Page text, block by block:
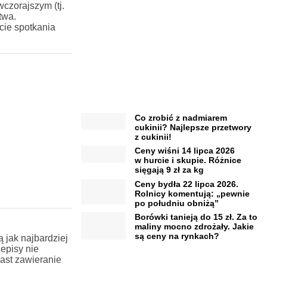
(tj.
spotkania
jak najbardziej
nie
zawieranie
Co zrobić z nadmiarem
cukinii? Najlepsze przetwory
z cukinii!
Ceny wiśni 14 lipca 2026
w hurcie i skupie. Różnice
sięgają 9 zł za kg
Ceny bydła 22 lipca 2026.
Rolnicy komentują: „pewnie
po południu obniżą”
Borówki tanieją do 15 zł. Za to
maliny mocno zdrożały. Jakie
są ceny na rynkach?